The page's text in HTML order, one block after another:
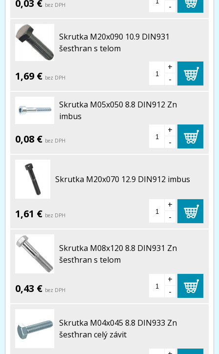
0,03 € bez DPH
-
Skrutka M20x090 10.9 DIN931
šesťhran s telom
1,69 € bez DPH
+
-
Skrutka M05x050 8.8 DIN912 Zn
imbus
0,08 € bez DPH
+
-
Skrutka M20x070 12.9 DIN912 imbus
1,61 € bez DPH
+
-
Skrutka M08x120 8.8 DIN931 Zn
šesťhran s telom
0,43 € bez DPH
+
-
Skrutka M04x045 8.8 DIN933 Zn
šesťhran celý závit